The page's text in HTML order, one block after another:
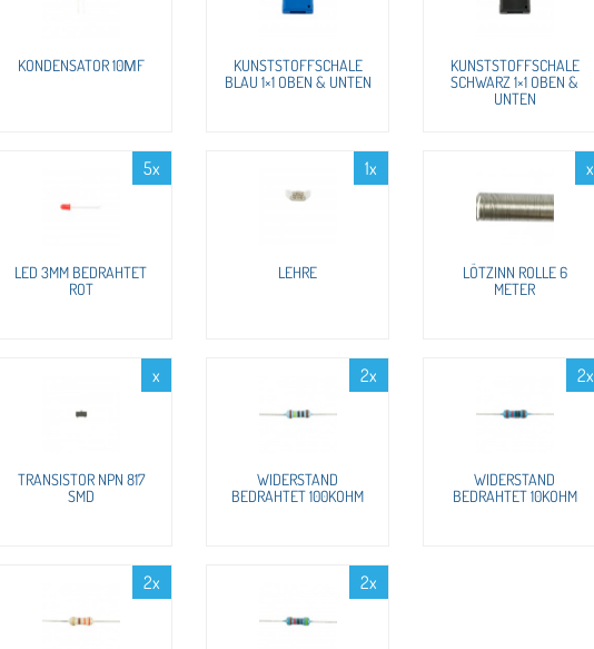
KONDENSATOR 10ΜF
KUNSTSTOFFSCHALE
BLAU 1×1 OBEN & UNTEN
KUNSTSTOFFSCHALE
SCHWARZ 1×1 OBEN &
UNTEN
5x
LED 3MM BEDRAHTET
ROT
1x
LEHRE
x
LÖTZINN ROLLE 6
METER
x
TRANSISTOR NPN 817
SMD
2x
WIDERSTAND
BEDRAHTET 100KOHM
2x
WIDERSTAND
BEDRAHTET 10KOHM
2x 2x